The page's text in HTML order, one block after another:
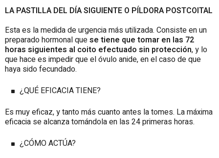
LA PASTILLA DEL DÍA SIGUIENTE O PÍLDORA POSTCOITAL
Esta es la medida de urgencia más utilizada. Consiste en un
preparado hormonal quese tiene que tomar en las 72
horas siguientes al coito efectuado sin protección, y lo
que hace es impedir que el óvulo anide, en el caso de que
haya sido fecundado.
¿QUÉ EFICACIA TIENE?
Es muy eficaz, y tanto más cuanto antes la tomes. La máxima
eficacia se alcanza tomándola en las 24 primeras horas.
¿CÓMO ACTÚA?